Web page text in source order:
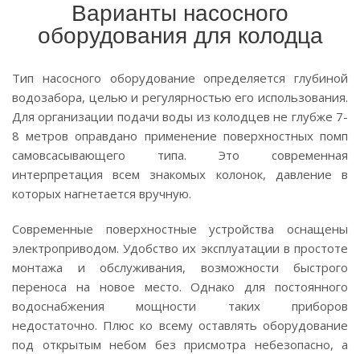
Варианты насосного
оборудования для колодца
Тип насосного оборудование определяется глубиной
водозабора, целью и регулярностью его использования.
Для организации подачи воды из колодцев не глубже 7-
8 метров оправдано применение поверхностных помп
самовсасывающего типа. Это современная
интерпретация всем знакомых колонок, давление в
которых нагнетается вручную.
Современные поверхностные устройства оснащены
электроприводом. Удобство их эксплуатации в простоте
монтажа и обслуживания, возможности быстрого
переноса на новое место. Однако для постоянного
водоснабжения мощности таких приборов
недостаточно. Плюс ко всему оставлять оборудование
под открытым небом без присмотра небезопасно, а